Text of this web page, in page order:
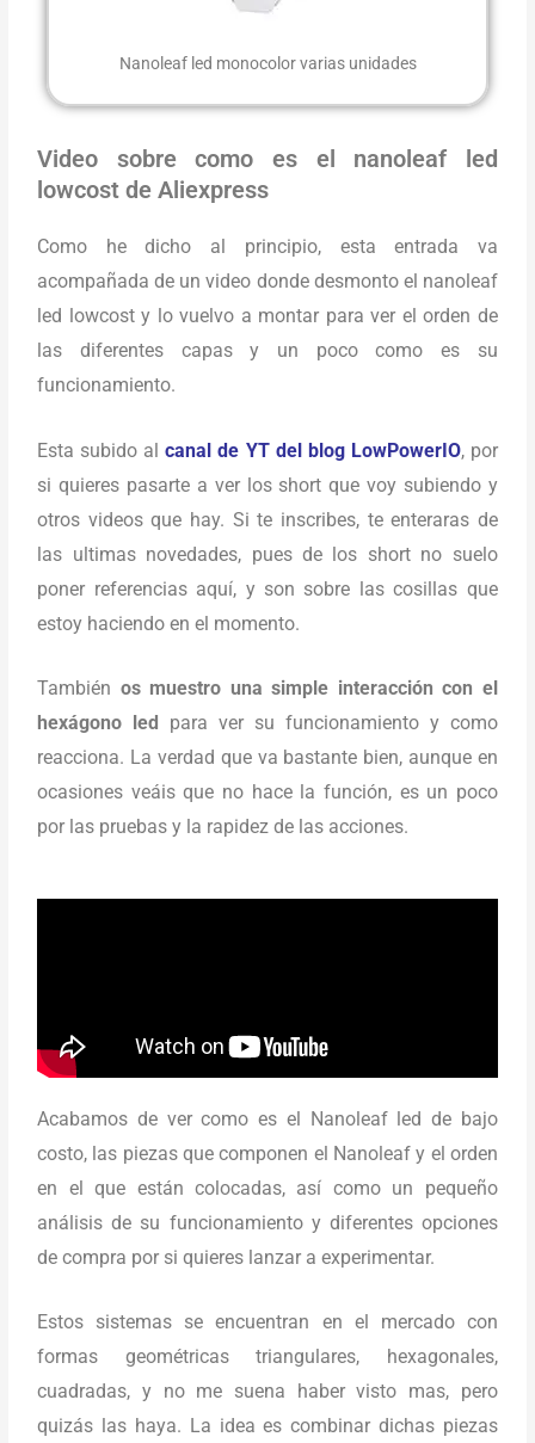
Nanoleaf led monocolor varias unidades
Video sobre como es el nanoleaf led
lowcost de Aliexpress
Como he dicho al principio, esta entrada va
acompañada de un video donde desmonto el nanoleaf
led lowcost y lo vuelvo a montar para ver el orden de
las diferentes capas y un poco como es su
funcionamiento.
Esta subido alcanal de YT del blog LowPowerIO, por
si quieres pasarte a ver los short que voy subiendo y
otros videos que hay. Si te inscribes, te enteraras de
las ultimas novedades, pues de los short no suelo
poner referencias aquí, y son sobre las cosillas que
estoy haciendo en el momento.
También os muestro una simple interacción con el
hexágono led
para ver su funcionamiento y como
reacciona. La verdad que va bastante bien, aunque en
ocasiones veáis que no hace la función, es un poco
por las pruebas y la rapidez de las acciones.
Acabamos de ver como es el Nanoleaf led de bajo
costo, las piezas que componen el Nanoleaf y el orden
en el que están colocadas, así como un pequeño
análisis de su funcionamiento y diferentes opciones
de compra por si quieres lanzar a experimentar.
Estos sistemas se encuentran en el mercado con
formas geométricas triangulares, hexagonales,
cuadradas, y no me suena haber visto mas, pero
quizás las haya. La idea es combinar dichas piezas